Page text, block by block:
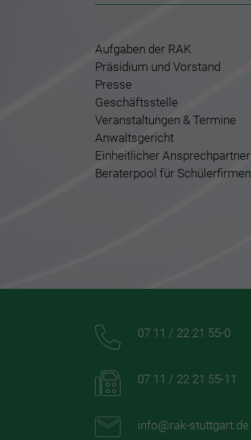
Aufgaben der RAK
Präsidium und Vorstand
Presse
Geschäftsstelle
Veranstaltungen & Termine
Anwaltsgericht
Einheitlicher Ansprechpartner
Beraterpool für Schülerfirmen
07 11 / 22 21 55-0
07 11 / 22 21 55-11
info@rak-stuttgart.de